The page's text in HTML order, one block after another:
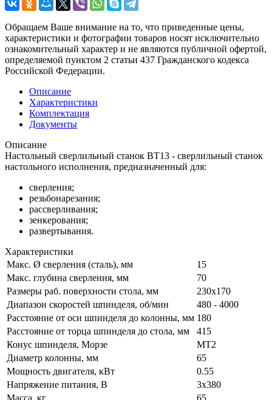
Обращаем Ваше внимание на то, что приведенные цены,
характеристики и фотографии товаров носят исключительно
ознакомительный характер и не являются публичной офертой,
определяемой пунктом 2 статьи 437 Гражданского кодекса
Российской Федерации.
Описание
Характеристики
Комплектация
Документы
Описание
Настольный сверлильный станок BT13 - сверлильный станок
настольного исполнения, предназначенный для:
сверления;
резьбонарезания;
рассверливания;
зенкерования;
развертывания.
Характеристики
Макс. Ø сверления (сталь), мм
15
Макс. глубина сверления, мм
70
Размеры раб. поверхности стола, мм
230x170
Диапазон скоростей шпинделя, об/мин
480 - 4000
Расстояние от оси шпинделя до колонны, мм 180
Расстояние от торца шпинделя до стола, мм
415
Конус шпинделя, Морзе
MТ2
Диаметр колонны, мм
65
Мощность двигателя, кВт
0.55
Напряжение питания, В
3x380
Масса, кг
65